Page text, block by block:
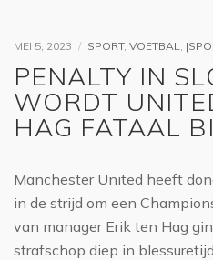
MEI 5, 2023 SPORT, VOETBAL,
PENALTY IN
WORDT
HAG FATAAL
Manchester United heeft
in de strijd om een
van manager Erik ten Hag
strafschop diep in